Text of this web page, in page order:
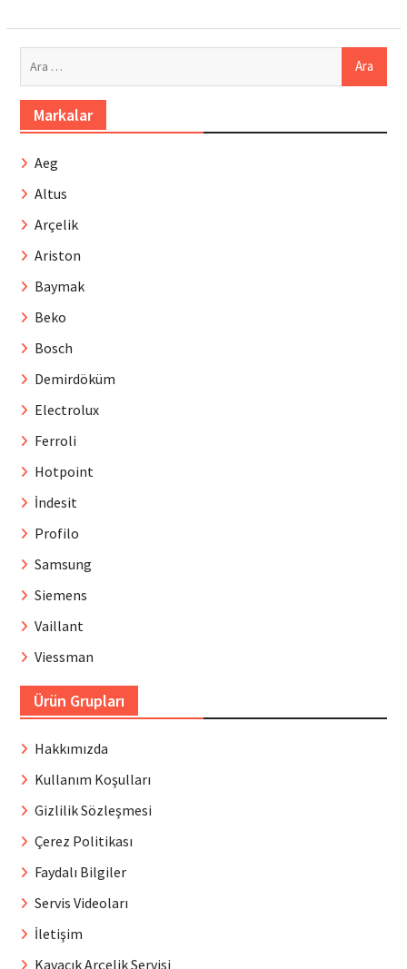
Markalar
Aeg
Altus
Arçelik
Ariston
Baymak
Beko
Bosch
Demirdöküm
Electrolux
Ferroli
Hotpoint
İndesit
Profilo
Samsung
Siemens
Vaillant
Viessman
Ürün Grupları
Hakkımızda
Kullanım Koşulları
Gizlilik Sözleşmesi
Çerez Politikası
Faydalı Bilgiler
Servis Videoları
İletişim
Kavacık Arçelik Servisi